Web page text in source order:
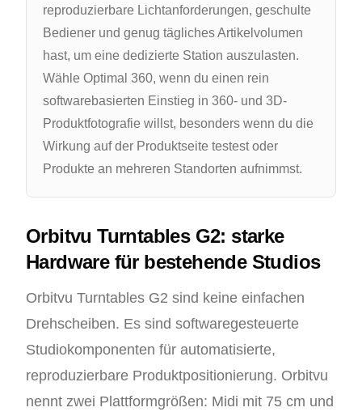
reproduzierbare Lichtanforderungen, geschulte
Bediener und genug tägliches Artikelvolumen
hast, um eine dedizierte Station auszulasten.
Wähle Optimal 360, wenn du einen rein
softwarebasierten Einstieg in 360- und 3D-
Produktfotografie willst, besonders wenn du die
Wirkung auf der Produktseite testest oder
Produkte an mehreren Standorten aufnimmst.
Orbitvu Turntables G2: starke
Hardware für bestehende Studios
Orbitvu Turntables G2 sind keine einfachen
Drehscheiben. Es sind softwaregesteuerte
Studiokomponenten für automatisierte,
reproduzierbare Produktpositionierung. Orbitvu
nennt zwei Plattformgrößen: Midi mit 75 cm und